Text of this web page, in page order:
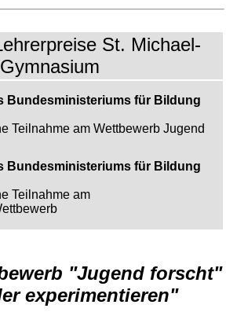
St. Michael-
Gymnasium
Bundesministeriums für Bildung
Teilnahme am Wettbewerb Jugend
Bundesministeriums für Bildung
Teilnahme am
"Jugend forscht"
experimentieren"